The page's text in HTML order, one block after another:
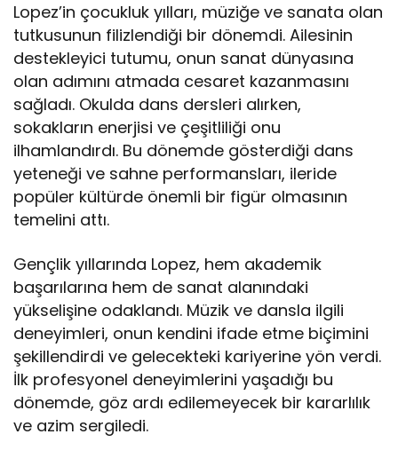
Lopez’in çocukluk yılları, müziğe ve sanata olan
tutkusunun filizlendiği bir dönemdi. Ailesinin
destekleyici tutumu, onun sanat dünyasına
olan adımını atmada cesaret kazanmasını
sağladı. Okulda dans dersleri alırken,
sokakların enerjisi ve çeşitliliği onu
ilhamlandırdı. Bu dönemde gösterdiği dans
yeteneği ve sahne performansları, ileride
popüler kültürde önemli bir figür olmasının
temelini attı.
Gençlik yıllarında Lopez, hem akademik
başarılarına hem de sanat alanındaki
yükselişine odaklandı. Müzik ve dansla ilgili
deneyimleri, onun kendini ifade etme biçimini
şekillendirdi ve gelecekteki kariyerine yön verdi.
İlk profesyonel deneyimlerini yaşadığı bu
dönemde, göz ardı edilemeyecek bir kararlılık
ve azim sergiledi.